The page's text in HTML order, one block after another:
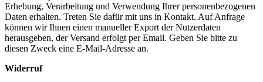
Erhebung, Verarbeitung und Verwendung Ihrer personenbezogenen
Daten erhalten. Treten Sie dafür mit uns in Kontakt. Auf Anfrage
können wir Ihnen einen manueller Export der Nutzerdaten
herausgeben, der Versand erfolgt per Email. Geben Sie bitte zu
diesen Zweck eine E-Mail-Adresse an.
Widerruf